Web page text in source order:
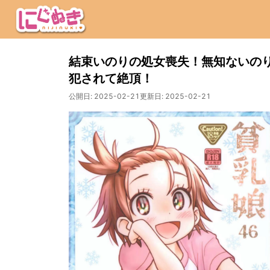
結束いのりの処女喪失！無知ないの
犯されて絶頂！
公開日: 2025-02-21 更新日: 2025-02-21